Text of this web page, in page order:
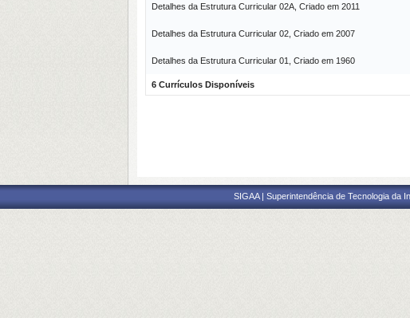
Detalhes da Estrutura Curricular 02A, Criado em 2011
Detalhes da Estrutura Curricular 02, Criado em 2007
Detalhes da Estrutura Curricular 01, Criado em 1960
6 Currículos Disponíveis
SIGAA | Superintendência de Tecnologia da